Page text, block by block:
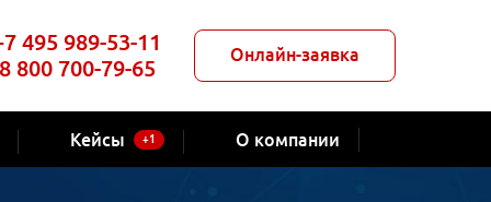
495 989-53-11
800 700-79-65
Онлайн-заявка
Кейсы +1 О компании